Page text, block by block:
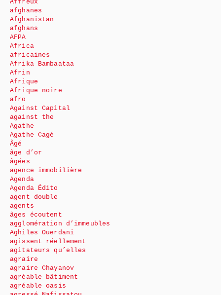
Affreux
afghanes
Afghanistan
afghans
AFPA
Africa
africaines
Afrika Bambaataa
Afrin
Afrique
Afrique noire
afro
Against Capital
against the
Agathe
Agathe Cagé
Âgé
âge d’or
âgées
agence immobilière
Agenda
Agenda Édito
agent double
agents
âges écoutent
agglomération d’immeubles
Aghiles Ouerdani
agissent réellement
agitateurs qu’elles
agraire
agraire Chayanov
agréable bâtiment
agréable oasis